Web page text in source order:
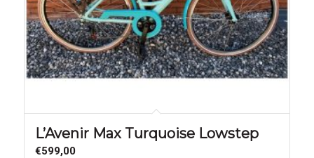
L’Avenir Max Turquoise Lowstep
€599,00